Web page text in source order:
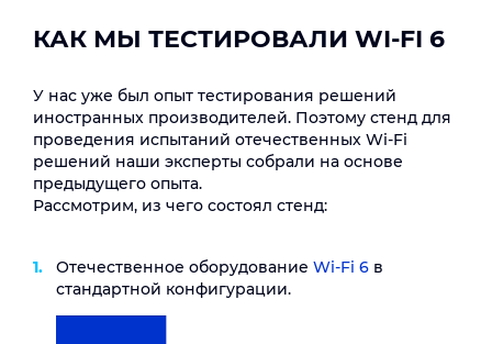
КАК МЫ ТЕСТИРОВАЛИ WI-FI 6
У нас уже был опыт тестирования решений
иностранных производителей. Поэтому стенд для
проведения испытаний отечественных Wi-Fi
решений наши эксперты собрали на основе
предыдущего опыта.
Рассмотрим, из чего состоял стенд:
Отечественное оборудование Wi-Fi 6 в
стандартной конфигурации.